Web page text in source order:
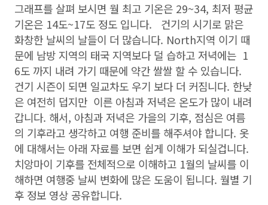
그래프를 살펴 보시면 월 최고 기온은 29~34, 최저 평균
기온은 14도~17도 정도 입니다. 건기의 시기로 맑은
화창한 날씨의 날들이 더 많습니다. North지역 이기 때
문에 남방 지역의 태국 지역보다 덜 습하고 저녁에는 1
6도 까지 내려 가기 때문에 약간 쌀쌀 할 수 있습니다.
건기 시즌이 되면 일교차도 우기 보다 더 커짐니다. 한낮
은 여전히 덥지만 이른 아침과 저녁은 온도가 많이 내려
갑니다. 해서, 아침과 저녁은 가을의 기후, 점심은 여름
의 기후라고 생각하고 여행 준비를 해주셔야 합니다. 옷
에 대해서는 아래 자료를 보면 쉽게 이해가 되실겁니다.
치앙마이 기후를 전체적으로 이해하고 1월의 날씨를 이
해하면 여행중 날씨 변화에 많은 도움이 됩니다. 월별 기
후 정보 영상 공유합니다.